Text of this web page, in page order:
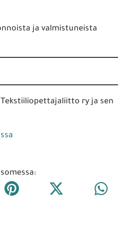
ja valmistuneista
ry ja sen
somessa: